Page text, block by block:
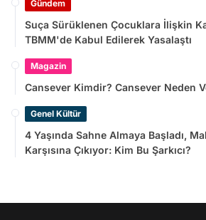
Gündem
Suça Sürüklenen Çocuklara İlişkin
TBMM'de Kabul Edilerek Yasalaştı
Magazin
Cansever Kimdir? Cansever Neden
Genel Kültür
4 Yaşında Sahne Almaya Başladı,
Karşısına Çıkıyor: Kim Bu Şarkıcı?